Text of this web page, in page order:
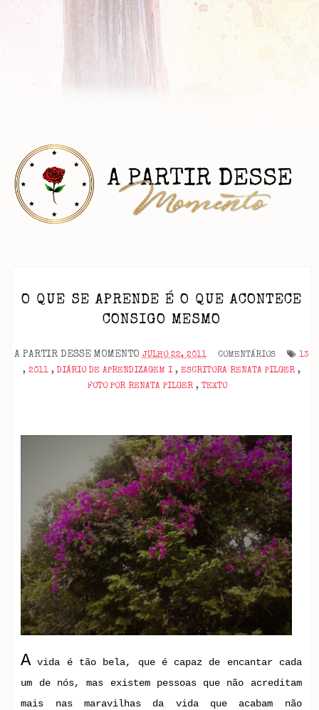
O QUE SE APRENDE É O QUE ACONTECE
CONSIGO MESMO
A PARTIR DESSE MOMENTO JULHO 22, 2011 COMENTÁRIOS
13
, 2011, DIÁRIO DE APRENDIZAGEM I, ESCRITORA RENATA PILGER,
FOTO POR RENATA PILGER, TEXTO
Avida é tão bela, que é capaz de encantar cada
um de nós, mas existem pessoas que não acreditam
mais nas maravilhas da vida que acabam não